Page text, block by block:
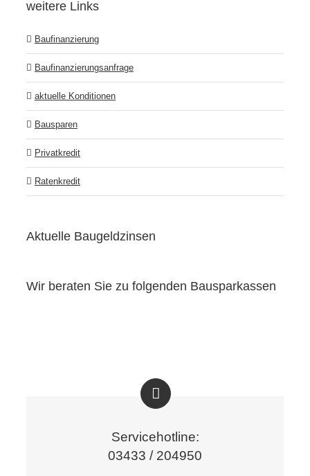
weitere Links
Baufinanzierung
Baufinanzierungsanfrage
aktuelle Konditionen
Bausparen
Privatkredit
Ratenkredit
Aktuelle Baugeldzinsen
Wir beraten Sie zu folgenden Bausparkassen
Servicehotline:
03433 / 204950